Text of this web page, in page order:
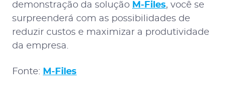
demonstração da solução M-Files, você se
surpreenderá com as possibilidades de
reduzir custos e maximizar a produtividade
da empresa.
Fonte: M-Files